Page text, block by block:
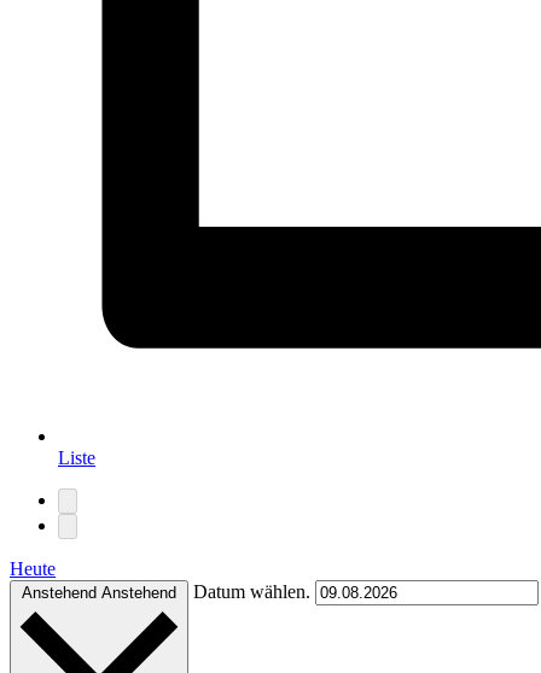
Liste
Heute
Anstehend Anstehend Datum wählen.